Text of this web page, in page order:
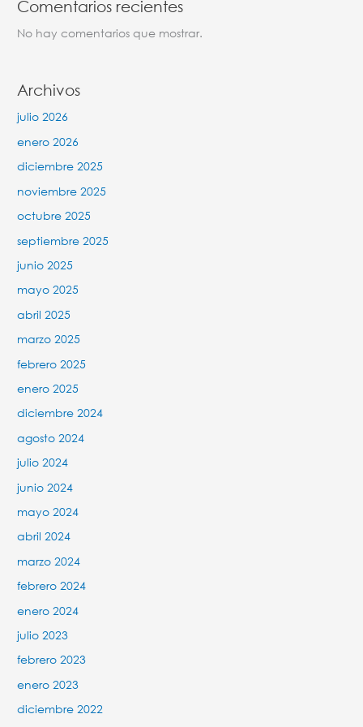
Comentarios recientes
No hay comentarios que mostrar.
Archivos
julio 2026
enero 2026
diciembre 2025
noviembre 2025
octubre 2025
septiembre 2025
junio 2025
mayo 2025
abril 2025
marzo 2025
febrero 2025
enero 2025
diciembre 2024
agosto 2024
julio 2024
junio 2024
mayo 2024
abril 2024
marzo 2024
febrero 2024
enero 2024
julio 2023
febrero 2023
enero 2023
diciembre 2022